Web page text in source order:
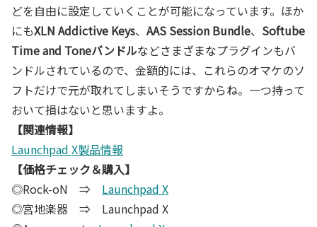
どを自由に設定していくことが可能になっています。ほか
にもXLN Addictive Keys、 AAS Session Bundle、 Softube
Time and Toneバンドルなどさまざまなプラグインもバ
ンドルされているので、金額的には、これらのオマケのソ
フトだけで元が取れてしまいそうですからね。一つ持って
おいて損はないと思いますよ。
【関連情報】
Launchpad X製品情報
【価格チェック＆購入】
◎Rock-oN ⇒ Launchpad X
◎宮地楽器 ⇒ Launchpad X